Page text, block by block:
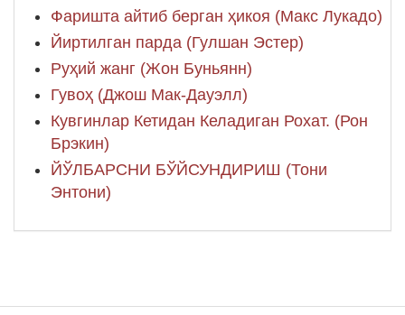
Фаришта айтиб берган ҳикоя (Макс Лукадо)
Йиртилган парда (Гулшан Эстер)
Руҳий жанг (Жон Буньянн)
Гувоҳ (Джош Мак-Дауэлл)
Кувгинлар Кетидан Келадиган Рохат. (Рон
Брэкин)
ЙЎЛБАРСНИ БЎЙСУНДИРИШ (Тони
Энтони)